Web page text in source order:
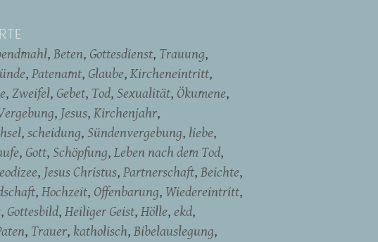
Beten Gottesdienst Trauung
Patenamt Glaube Kircheneintritt
Zweifel Gebet Tod Sexualität Ökumene
Jesus Kirchenjahr
scheidung Sündenvergebung liebe
Gott Schöpfung Leben nach dem Tod
Jesus Christus Partnerschaft Beichte
Hochzeit Offenbarung Wiedereintritt
Gottesbild Heiliger Geist Hölle ekd
Trauer katholisch Bibelauslegung